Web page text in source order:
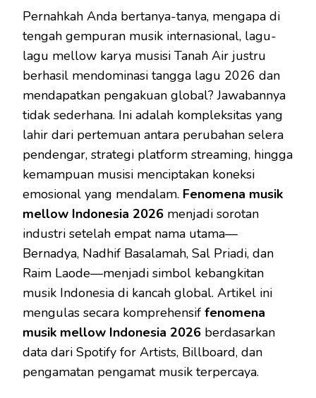
Pernahkah Anda bertanya-tanya, mengapa di
tengah gempuran musik internasional, lagu-
lagu mellow karya musisi Tanah Air justru
berhasil mendominasi tangga lagu 2026 dan
mendapatkan pengakuan global? Jawabannya
tidak sederhana. Ini adalah kompleksitas yang
lahir dari pertemuan antara perubahan selera
pendengar, strategi platform streaming, hingga
kemampuan musisi menciptakan koneksi
emosional yang mendalam. Fenomena musik
mellow Indonesia 2026 menjadi sorotan
industri setelah empat nama utama—
Bernadya, Nadhif Basalamah, Sal Priadi, dan
Raim Laode—menjadi simbol kebangkitan
musik Indonesia di kancah global. Artikel ini
mengulas secara komprehensif fenomena
musik mellow Indonesia 2026 berdasarkan
data dari Spotify for Artists, Billboard, dan
pengamatan pengamat musik terpercaya.